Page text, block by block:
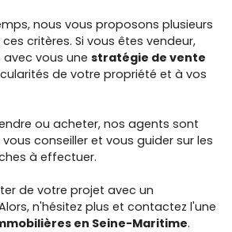
nous vous proposons plusieurs
critères. Si vous êtes vendeur,
vous une stratégie de vente
de votre propriété et à vos
ou acheter, nos agents sont
conseiller et vous guider sur les
à effectuer.
de votre projet avec un
n'hésitez plus et contactez l'une
en Seine-Maritime.